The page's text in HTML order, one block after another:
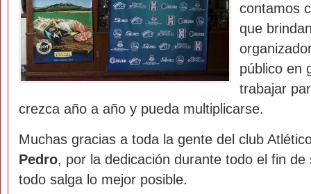
contamos
que
público en
trabajar
crezca año a año y pueda multiplicarse.
Muchas gracias a toda la gente del club
Pedro, por la dedicación durante todo el fin de
todo salga lo mejor posible.